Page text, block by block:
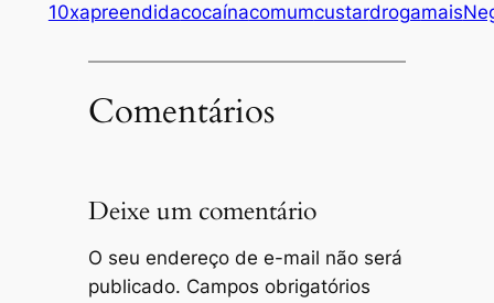
10xapreendidacocaínacomumcustardrogamais
Comentários
Deixe um comentário
O seu endereço de e-mail não será
publicado. Campos obrigatórios